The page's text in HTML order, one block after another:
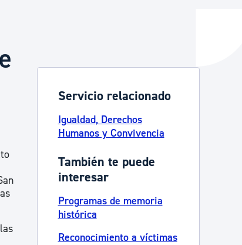
y convivencia
Servicio relacionado
Igualdad, Derechos
Humanos y Convivencia
También te puede
interesar
Programas de memoria
histórica
Reconocimiento a víctimas